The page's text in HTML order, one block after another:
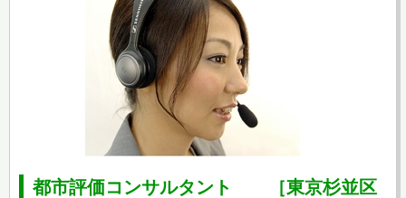
都市評価コンサルタント ［東京杉並区